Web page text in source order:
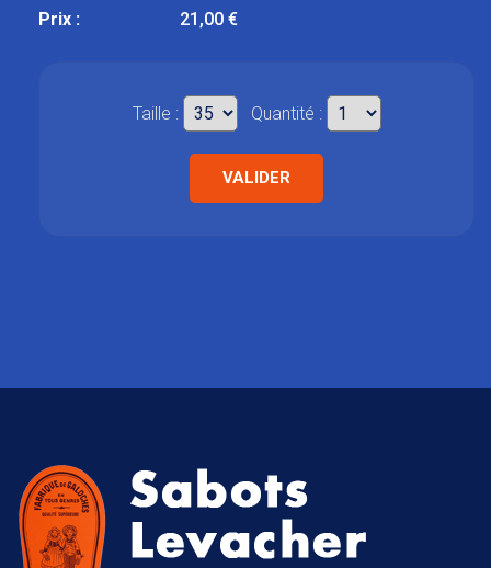
Prix :
21,00 €
Taille : Quantité :
VALIDER